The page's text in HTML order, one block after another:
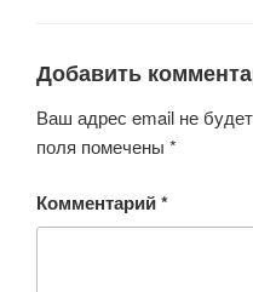
k
Добавить
Ваш адрес email не
поля помечены *
Комментарий*